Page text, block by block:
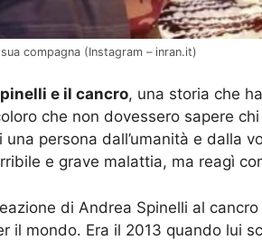
compagna (Instagram – inran.it)
e il cancro, una storia che
che non dovessero sapere
persona dall’umanità e dalla
e grave malattia, ma reagì
di Andrea Spinelli al
il mondo. Era il 2013 quando lui